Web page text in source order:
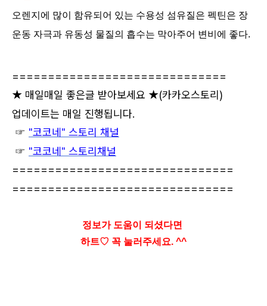
오렌지에 많이 함유되어 있는 수용성 섬유질은 펙틴은 장
운동 자극과 유동성 물질의 흡수는 막아주어 변비에 좋다.
==============================
★ 매일매일 좋은글 받아보세요 ★(카카오스토리)
업데이트는 매일 진행됩니다.
☞ "코코네" 스토리 채널
☞ "코코네" 스토리채널
===============================
===============================
정보가 도움이 되셨다면
하트♡ 꼭 눌러주세요. ^^